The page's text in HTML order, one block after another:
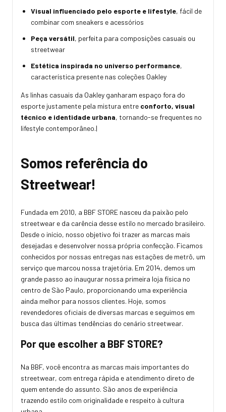
Visual influenciado pelo esporte e lifestyle, fácil de
combinar com sneakers e acessórios
Peça versátil, perfeita para composições casuais ou
streetwear
Estética inspirada no universo performance,
característica presente nas coleções Oakley
As linhas casuais da Oakley ganharam espaço fora do
esporte justamente pela mistura entre conforto, visual
técnico e identidade urbana, tornando-se frequentes no
lifestyle contemporâneo.|
Somos referência do
Streetwear!
Fundada em 2010, a BBF STORE nasceu da paixão pelo
streetwear e da carência desse estilo no mercado brasileiro.
Desde o início, nosso objetivo foi trazer as marcas mais
desejadas e desenvolver nossa própria confecção. Ficamos
conhecidos por nossas entregas nas estações de metrô, um
serviço que marcou nossa trajetória. Em 2014, demos um
grande passo ao inaugurar nossa primeira loja física no
centro de São Paulo, proporcionando uma experiência
ainda melhor para nossos clientes. Hoje, somos
revendedores oficiais de diversas marcas e seguimos em
busca das últimas tendências do cenário streetwear.
Por que escolher a BBF STORE?
Na BBF, você encontra as marcas mais importantes do
streetwear, com entrega rápida e atendimento direto de
quem entende do assunto. São anos de experiência
trazendo estilo com originalidade e respeito à cultura